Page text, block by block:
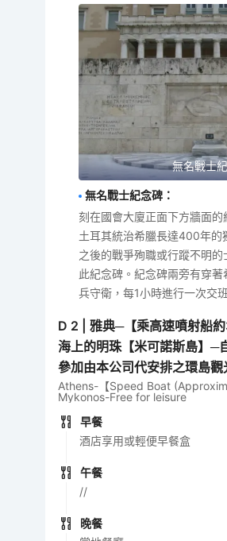
無名戰士
無名戰士紀念碑 ：
刻在國會大廈正面下方牆面
土耳其統治希臘長達400年的
之後的戰爭殉職或行蹤不明
此紀念碑。紀念碑兩旁有穿
兵守衛，每1小時進行一次交
D 2 |雅典─【乘高速噴射船
海上的明珠【米可諾斯島】─
參加由本公司代安排之環島觀
Athens-【Speed Boat
Mykonos-Free for leisure
早餐
酒店享用或輕便早餐盒
午餐
//
晚餐